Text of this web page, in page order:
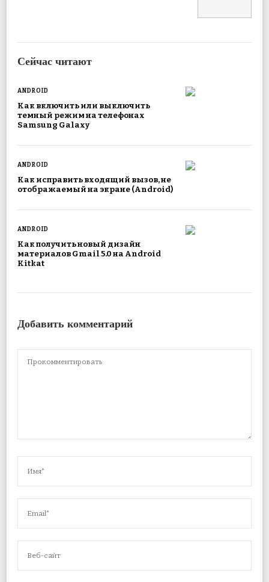
Сейчас читают
ANDROID
Как включить или выключить
темный режим на телефонах
Samsung Galaxy
ANDROID
Как исправить входящий вызов, не
отображаемый на экране (Android)
ANDROID
Как получить новый дизайн
материалов Gmail 5.0 на Android
Kitkat
Добавить комментарий